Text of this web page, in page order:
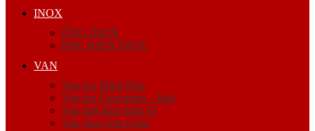
INOX
ỐNG INOX
PHỤ KIỆN INOX
VAN
Van ren Minh Hòa
Van ren Giacomini – Italy
Van mặt bích Shin Yi
Van gang hàn Quốc